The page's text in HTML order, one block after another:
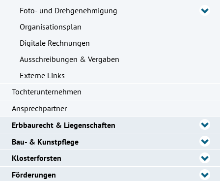
Foto- und Drehgenehmigung
Organisationsplan
Digitale Rechnungen
Ausschreibungen & Vergaben
Externe Links
Tochterunternehmen
Ansprechpartner
Erbbaurecht & Liegenschaften
Bau- & Kunstpflege
Klosterforsten
Förderungen